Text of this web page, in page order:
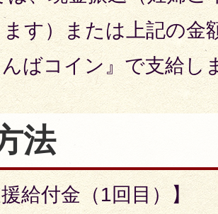
す）または上記の金
ばコイン』で支給し
法
給付金（1回目）】